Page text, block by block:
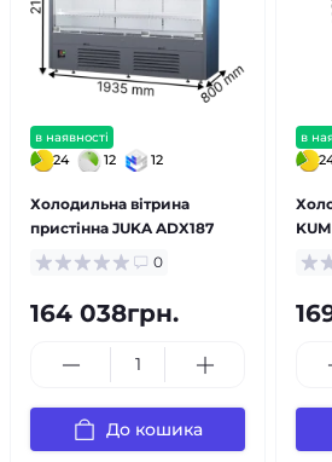
в наявності
24 12 12
Холодильна вітрина
пристінна JUKA ADX187
0
164 038грн.
До кошика
в